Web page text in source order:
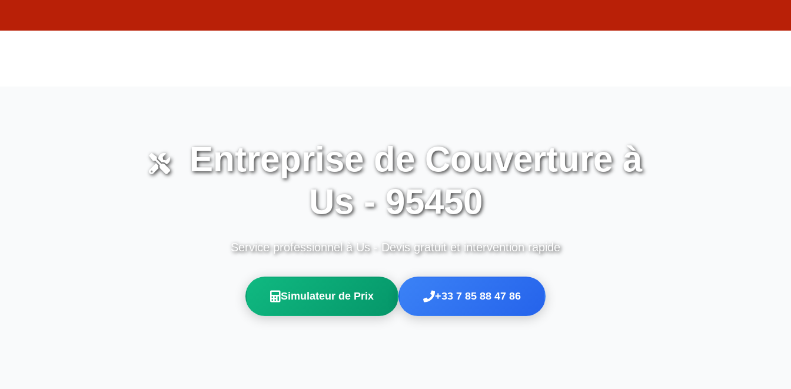
Entreprise de Couverture à
Us - 95450
Service professionnel à Us - Devis gratuit et intervention rapide
Simulateur de Prix +33 7 85 88 47 86